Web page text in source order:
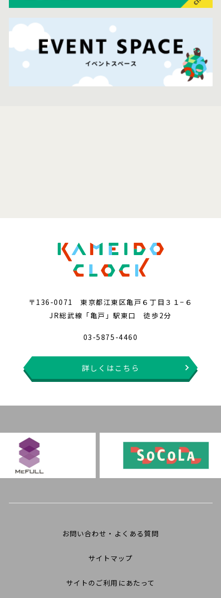
〒136-0071 東京都江東区亀戸６丁目３１−６
JR総武線「亀戸」駅東口 徒歩2分
03-5875-4460
詳しくはこちら
お問い合わせ・よくある質問
サイトマップ
サイトのご利用にあたって